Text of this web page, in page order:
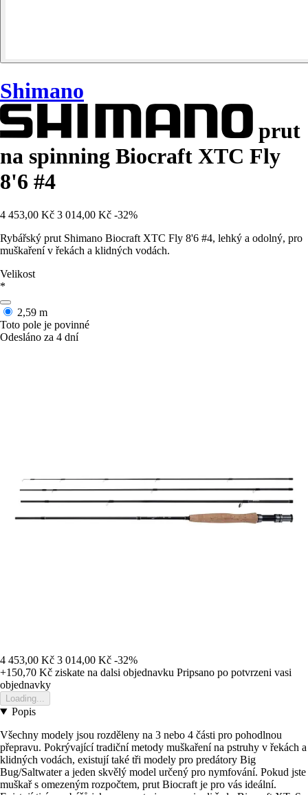
Shimano
prut
na spinning Biocraft XTC Fly
8'6 #4
4 453,00 Kč 3 014,00 Kč -32%
Rybářský prut Shimano Biocraft XTC Fly 8'6 #4, lehký a odolný, pro
muškaření v řekách a klidných vodách.
Velikost
*
2,59 m
Toto pole je povinné
Odesláno za 4 dní
4 453,00 Kč 3 014,00 Kč -32%
+150,70 Kč ziskate na dalsi objednavku Pripsano po potvrzeni vasi
objednavky
Loading...
Popis
Všechny modely jsou rozděleny na 3 nebo 4 části pro pohodlnou
přepravu. Pokrývající tradiční metody muškaření na pstruhy v řekách a
klidných vodách, existují také tři modely pro predátory Big
Bug/Saltwater a jeden skvělý model určený pro nymfování. Pokud jste
muškař s omezeným rozpočtem, prut Biocraft je pro vás ideální.